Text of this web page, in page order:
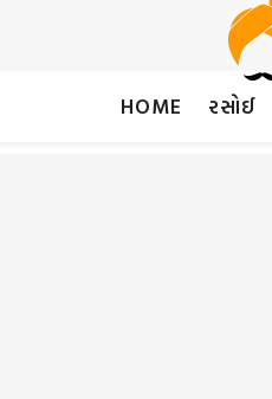
HOME રસોઈ